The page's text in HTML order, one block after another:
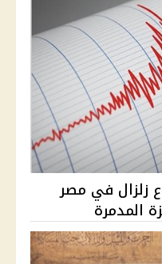
زلزال في مصر
المدمرة